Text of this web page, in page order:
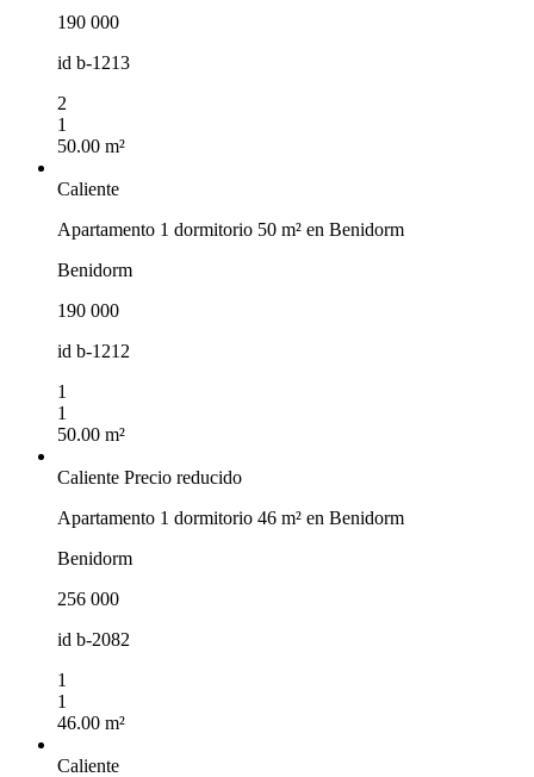
190 000
id b-1213
2
1
50.00 m²
Caliente
Apartamento 1 dormitorio 50 m² en Benidorm
Benidorm
190 000
id b-1212
1
1
50.00 m²
Caliente Precio reducido
Apartamento 1 dormitorio 46 m² en Benidorm
Benidorm
256 000
id b-2082
1
1
46.00 m²
Caliente